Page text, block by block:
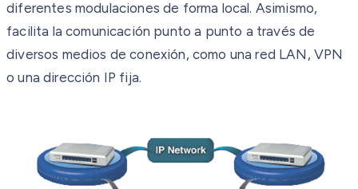
diferentes modulaciones de forma local. Asimismo,
facilita la comunicación punto a punto a través de
diversos medios de conexión, como una red LAN, VPN
o una dirección IP fija.